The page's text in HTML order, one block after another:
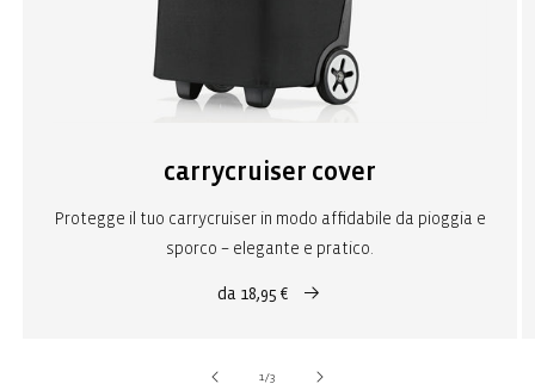
carrycruiser cover
Protegge il tuo carrycruiser in modo affidabile da pioggia e
sporco – elegante e pratico.
da 18,95 €
1/su3